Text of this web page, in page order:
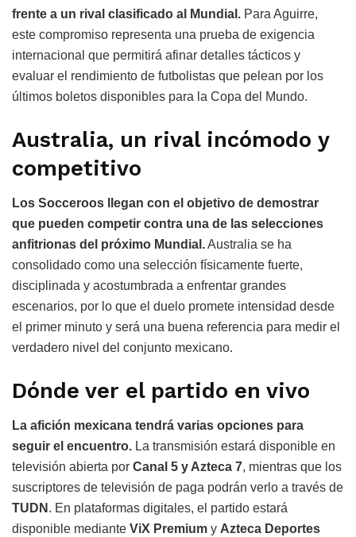
frente a un rival clasificado al Mundial. Para Aguirre,
este compromiso representa una prueba de exigencia
internacional que permitirá afinar detalles tácticos y
evaluar el rendimiento de futbolistas que pelean por los
últimos boletos disponibles para la Copa del Mundo.
Australia, un rival incómodo y
competitivo
Los Socceroos llegan con el objetivo de demostrar
que pueden competir contra una de las selecciones
anfitrionas del próximo Mundial.Australia se ha
consolidado como una selección físicamente fuerte,
disciplinada y acostumbrada a enfrentar grandes
escenarios, por lo que el duelo promete intensidad desde
el primer minuto y será una buena referencia para medir el
verdadero nivel del conjunto mexicano.
Dónde ver el partido en vivo
La afición mexicana tendrá varias opciones para
seguir el encuentro. La transmisión estará disponible en
televisión abierta por Canal 5 y Azteca 7, mientras que los
suscriptores de televisión de paga podrán verlo a través de
TUDN . En plataformas digitales, el partido estará
disponible mediante ViX Premium y Azteca Deportes